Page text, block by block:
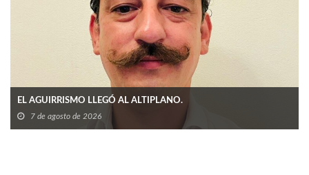
EL AGUIRRISMO LLEGÓ AL ALTIPLANO.
7 de agosto de 2026